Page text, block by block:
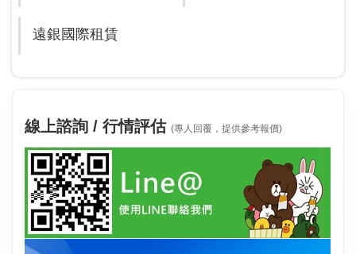
遠銀國際租賃
線上諮詢 / 行情評估 (專人回覆，提供參考報價)